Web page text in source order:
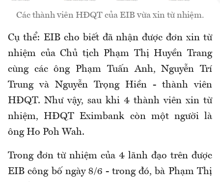
Các thành viên HĐQT của EIB vừa xin từ nhiệm.
Cụ thể: EIB cho biết đã nhận được đơn xin từ
nhiệm của Chủ tịch Phạm Thị Huyền Trang
cùng các ông Phạm Tuấn Anh, Nguyễn Trí
Trung và Nguyễn Trọng Hiền - thành viên
HĐQT. Như vậy, sau khi 4 thành viên xin từ
nhiệm, HĐQT Eximbank còn một người là
ông Ho Poh Wah.
Trong đơn từ nhiệm của 4 lãnh đạo trên được
EIB công bố ngày 8/6 - trong đó, bà Phạm Thị